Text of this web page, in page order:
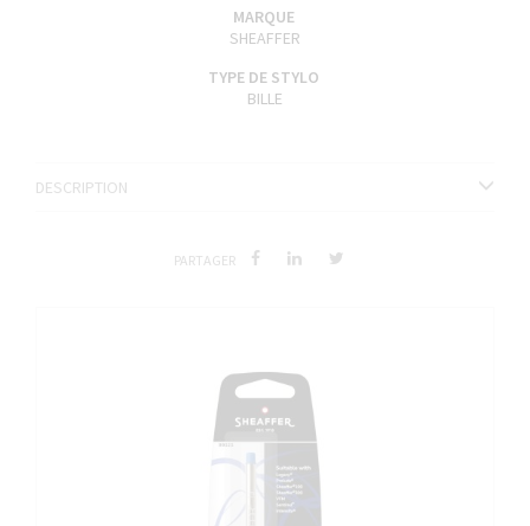
MARQUE
SHEAFFER
TYPE DE STYLO
BILLE
DESCRIPTION
PARTAGER